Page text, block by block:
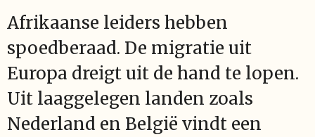
Afrikaanse leiders hebben
spoedberaad. De migratie uit
Europa dreigt uit de hand te lopen.
Uit laaggelegen landen zoals
Nederland en België vindt een